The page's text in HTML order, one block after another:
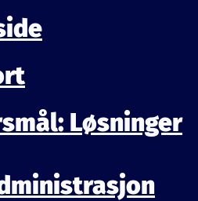
Løsninger